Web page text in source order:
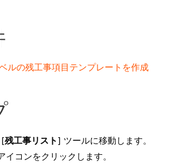
ルの残工事項目テンプレートを作成
残工事リスト ] ツールに移動します。
イコンをクリックします。